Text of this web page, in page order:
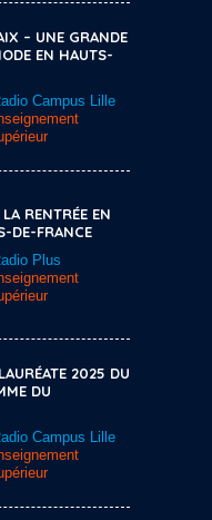
– UNE GRANDE
EN HAUTS-
Campus Lille
RENTRÉE EN
DE-FRANCE
Plus
2025 DU
DU
Campus Lille